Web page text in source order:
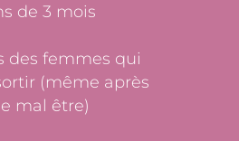
de 3 mois
des femmes qui
(même après
mal être)